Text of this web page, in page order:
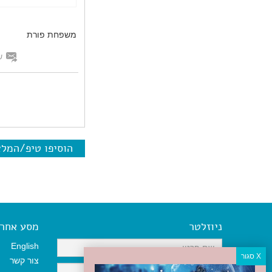
משפחת פורת
הוסיפו טיפ/
ניוזלטר מסע אחר
English
צור קשר